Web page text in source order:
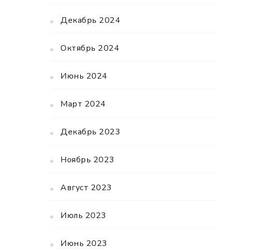
Декабрь 2024
Октябрь 2024
Июнь 2024
Март 2024
Декабрь 2023
Ноябрь 2023
Август 2023
Июль 2023
Июнь 2023